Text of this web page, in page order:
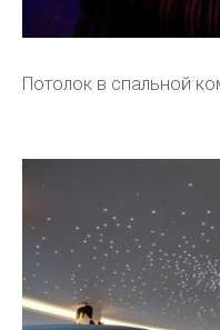
Потолок в спальной